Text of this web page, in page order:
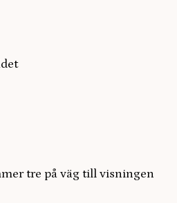
tre på väg till visningen